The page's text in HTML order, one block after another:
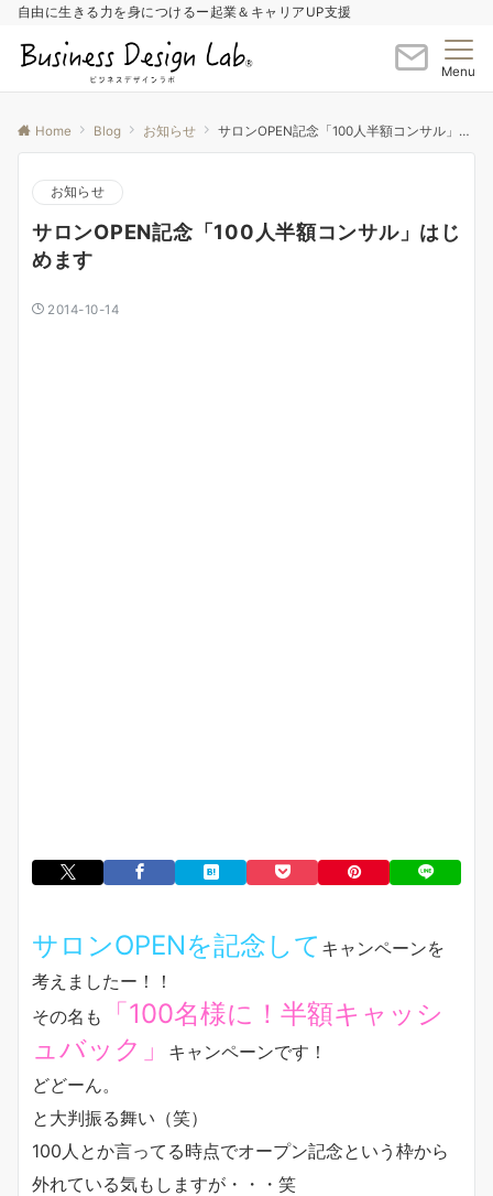
自由に生きる力を身につけるー起業＆キャリアUP支援
Menu
Home Blog お知らせ サロンOPEN記念「100人半額コンサル」はじめます
お知らせ
サロンOPEN記念「100人半額コンサル」はじ
めます
2014-10-14
サロンOPENを記念して キャンペーンを
考えましたー！！
その名も
「100名様に！半額キャッシ
ュバック」
キャンペーンです！
どどーん。
と大判振る舞い（笑）
100人とか言ってる時点でオープン記念という枠から
外れている気もしますが・・・笑